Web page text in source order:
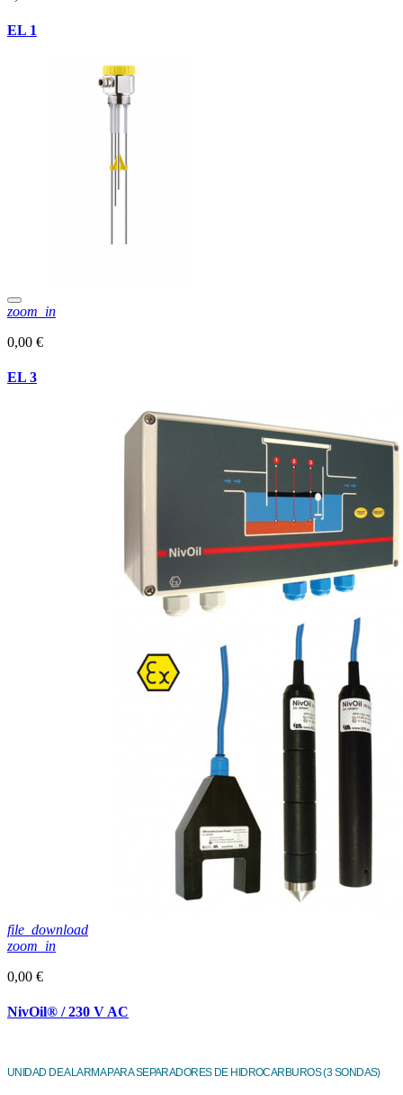
EL 1
zoom_in
0,00 €
EL 3
file_download
zoom_in
0,00 €
NivOil® / 230 V AC
UNIDAD DE ALARMA PARA SEPARADORES DE HIDROCARBUROS (3 SONDAS)